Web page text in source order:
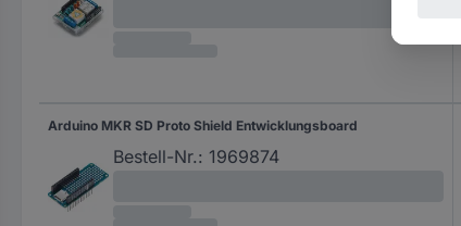
Arduino MKR SD Proto Shield Entwicklungsboard
Bestell-Nr.: 1969874